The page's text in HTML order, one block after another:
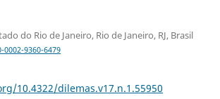
do Rio de Janeiro, Rio de Janeiro, RJ, Brasil
9360-6479
10.4322/dilemas.v17.n.1.55950